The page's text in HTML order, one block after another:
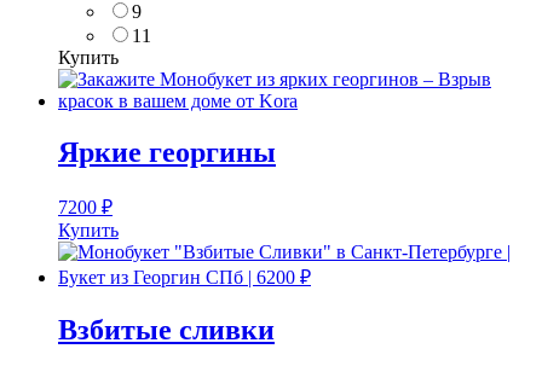
9
11
Купить
Яркие георгины
7200 ₽
Купить
Взбитые сливки